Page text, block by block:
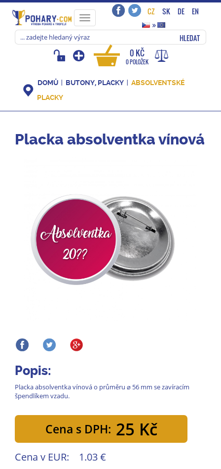
Toggle
navigation
CZ SK DE
EN
»
HLEDAT
0 KČ
0 POLOŽEK
DOMŮ BUTONY, PLACKY
ABSOLVENTSKÉ
PLACKY
Placka absolventka vínová
Popis:
Placka absolventka vínová o průměru ⌀ 56 mm se zavíracím
špendlíkem vzadu.
Cena s DPH: 25 Kč
Cena v EUR: 1.03 €